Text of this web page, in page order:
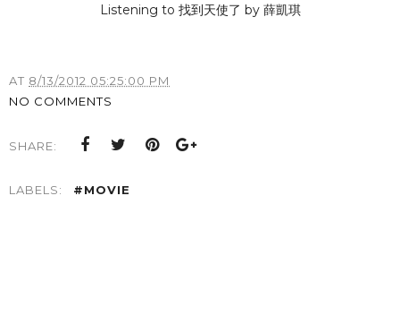
Listening to 找到天使了 by 薛凱琪
AT 8/13/2012 05:25:00 PM
NO COMMENTS
SHARE:
LABELS: #MOVIE